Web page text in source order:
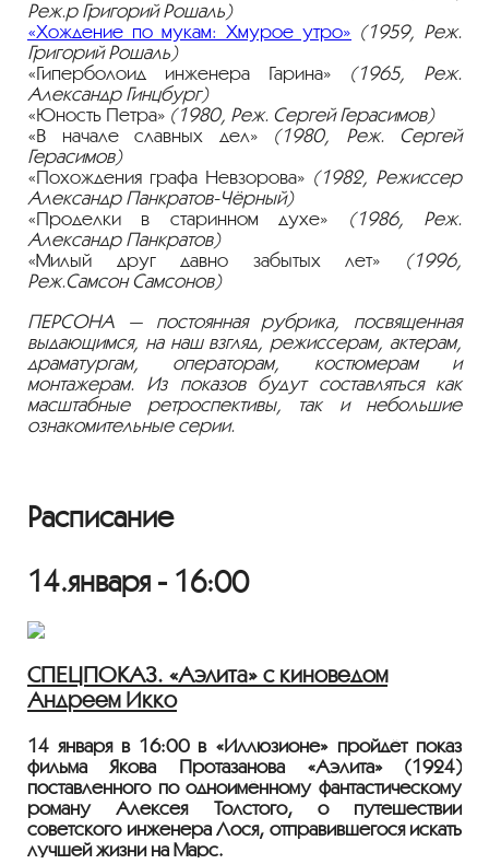
Реж.р Григорий Рошаль)
«Хождение по мукам: Хмурое утро» (1959, Реж.
Григорий Рошаль)
«Гиперболоид инженера Гарина» (1965, Реж.
Александр Гинцбург)
«Юность Петра» (1980, Реж. Сергей Герасимов)
«В начале славных дел» (1980, Реж. Сергей
Герасимов)
«Похождения графа Невзорова» (1982, Режиссер
Александр Панкратов-Чёрный)
«Проделки в старинном духе» (1986, Реж.
Александр Панкратов)
«Милый друг давно забытых лет» (1996,
Реж.Самсон Самсонов)
ПЕРСОНА — постоянная рубрика, посвященная
выдающимся, на наш взгляд, режиссерам, актерам,
драматургам, операторам, костюмерам и
монтажерам. Из показов будут составляться как
масштабные ретроспективы, так и небольшие
ознакомительные серии.
Расписание
14.января - 16:00
СПЕЦПОКАЗ. «Аэлита» с киноведом
Андреем Икко
14 января в 16:00 в «Иллюзионе» пройдёт показ
фильма Якова Протазанова «Аэлита» (1924)
поставленного по одноимённому фантастическому
роману Алексея Толстого, о путешествии
советского инженера Лося, отправившегося искать
лучшей жизни на Марс.